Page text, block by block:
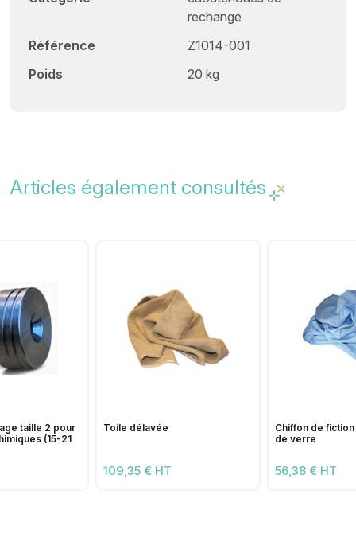
rechange
Référence
Z1014-001
Poids
20 kg
Articles également consultés
taille 2 pour
(15-21
Toile délavée
109,35 € HT
Chiffon de
de verre
56,38 € HT